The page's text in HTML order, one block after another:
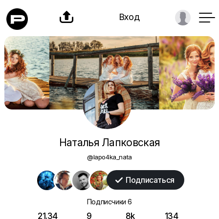
 Вход
Наталья Лапковская
@lapo4ka_nata
 Подписаться
Подписчики6
21.34 9 8k 134